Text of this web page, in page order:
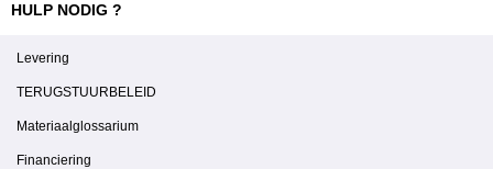
HULP NODIG ?
Levering
TERUGSTUURBELEID
Materiaalglossarium
Financiering